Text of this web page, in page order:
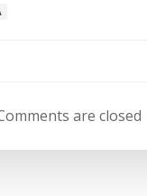
por
las
are closed